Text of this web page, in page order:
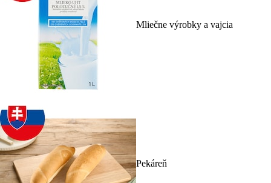
Mliečne výrobky a vajcia
Pekáreň